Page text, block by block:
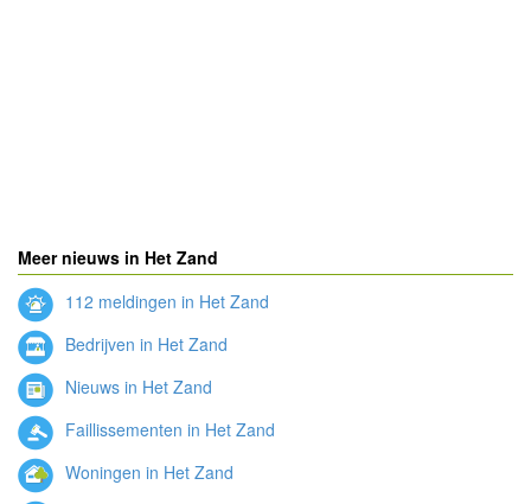
Meer nieuws in Het Zand
112 meldingen in Het Zand
Bedrijven in Het Zand
Nieuws in Het Zand
Faillissementen in Het Zand
Woningen in Het Zand